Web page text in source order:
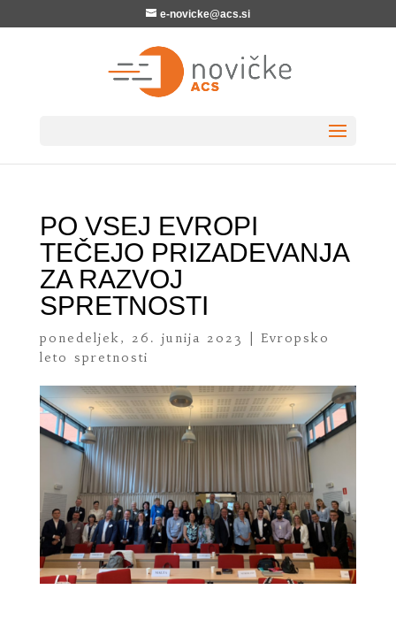
e-novicke@acs.si
PO VSEJ EVROPI
TEČEJO PRIZADEVANJA
ZA RAZVOJ
SPRETNOSTI
ponedeljek, 26. junija 2023
Evropsko
leto spretnosti